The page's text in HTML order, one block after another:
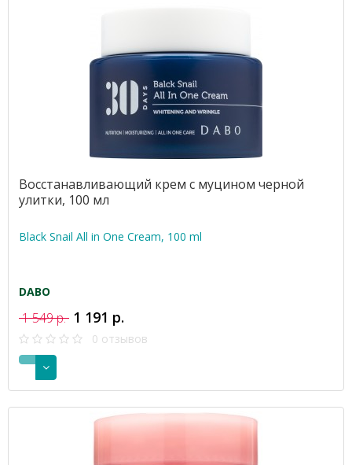
Восстанавливающий крем с муцином черной
улитки, 100 мл
Black Snail All in One Cream, 100 ml
DABO
1 549 р. 1 191 р.
0 отзывов